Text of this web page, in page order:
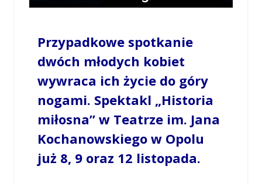
Przypadkowe spotkanie
dwóch młodych kobiet
wywraca ich życie do góry
nogami. Spektakl „Historia
miłosna” w Teatrze im. Jana
Kochanowskiego w Opolu
już 8, 9 oraz 12 listopada.